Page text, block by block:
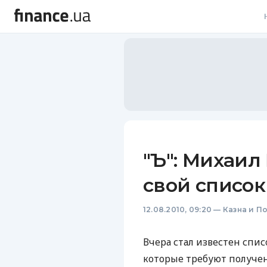
"Ъ": Михаил
свой список
12.08.2010, 09:20 — Казна и
Вчера стал известен
которые требуют